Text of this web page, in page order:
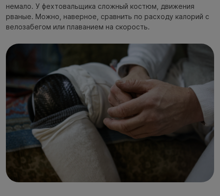
немало. У фехтовальщика сложный костюм, движения
рваные. Можно, наверное, сравнить по расходу калорий с
велозабегом или плаванием на скорость.